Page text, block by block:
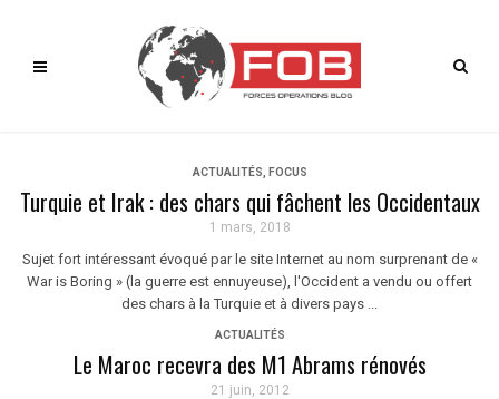
ACTUALITÉS FOCUS
Turquie et Irak : des chars qui fâchent les Occidentaux
1 mars, 2018
Sujet fort intéressant évoqué par le site Internet au nom surprenant de «
War is Boring » (la guerre est ennuyeuse), l'Occident a vendu ou offert
des chars à la Turquie et à divers pays ...
ACTUALITÉS
Le Maroc recevra des M1 Abrams rénovés
21 juin, 2012